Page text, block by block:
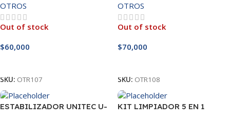
OTROS
Out of stock
$60,000
SKU: OTR107
OTROS
Out of stock
$70,000
SKU: OTR108
ESTABILIZADOR UNITEC U-
KIT LIMPIADOR 5 EN 1